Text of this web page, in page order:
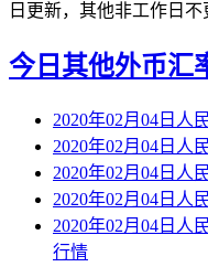
日更新，其他非工作日不
今日其他外币汇
2020年02月04日人
2020年02月04日人
2020年02月04日人
2020年02月04日人
2020年02月04日人
行情